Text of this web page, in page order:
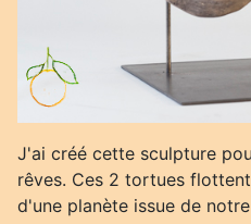
J'ai créé cette sculpture
rêves. Ces 2 tortues
d'une planète issue de